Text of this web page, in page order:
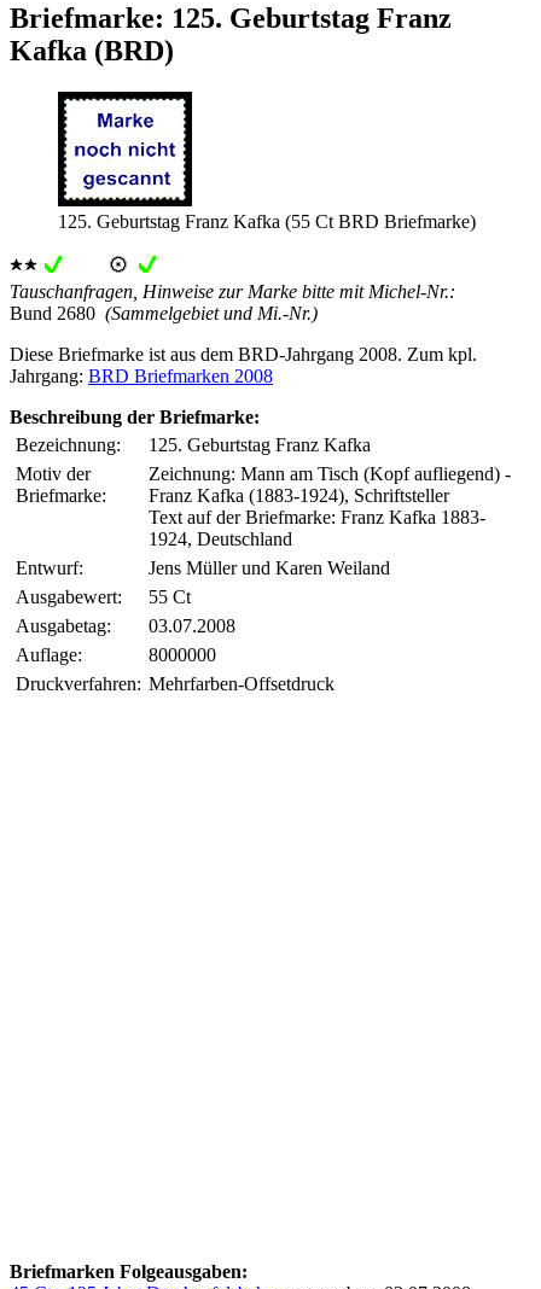
Briefmarke: 125. Geburtstag Franz
Kafka (BRD)
125. Geburtstag Franz Kafka (55 Ct BRD Briefmarke)
Tauschanfragen, Hinweise zur Marke bitte mit Michel-Nr.:
Bund 2680 (Sammelgebiet und Mi.-Nr.)
Diese Briefmarke ist aus dem BRD-Jahrgang 2008. Zum kpl.
Jahrgang: BRD Briefmarken 2008
Beschreibung der Briefmarke:
Bezeichnung:
125. Geburtstag Franz Kafka
Motiv der
Briefmarke:
Zeichnung: Mann am Tisch (Kopf aufliegend) -
Franz Kafka (1883-1924), Schriftsteller
Text auf der Briefmarke: Franz Kafka 1883-
1924, Deutschland
Entwurf:
Jens Müller und Karen Weiland
Ausgabewert:
55 Ct
Ausgabetag:
03.07.2008
Auflage:
8000000
Druckverfahren: Mehrfarben-Offsetdruck
Briefmarken Folgeausgaben: